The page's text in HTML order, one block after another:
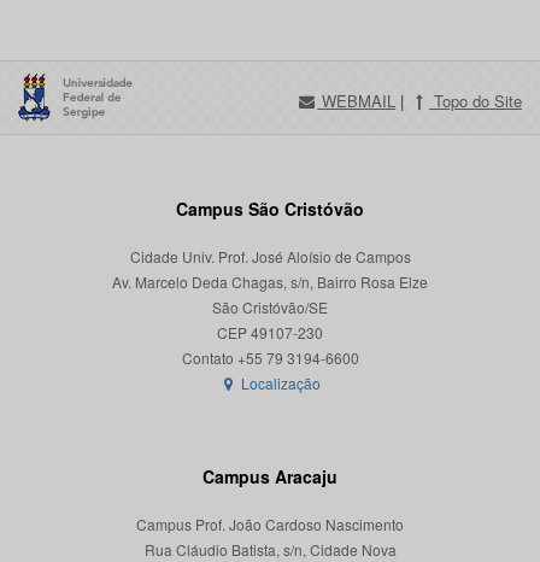
WEBMAIL | Topo do Site
Campus São Cristóvão
Cidade Univ. Prof. José Aloísio de Campos
Av. Marcelo Deda Chagas, s/n, Bairro Rosa Elze
São Cristóvão/SE
CEP 49107-230
Localização
Campus Aracaju
Campus Prof. João Cardoso Nascimento
Rua Cláudio Batista, s/n, Cidade Nova